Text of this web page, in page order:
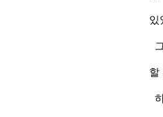
있
할